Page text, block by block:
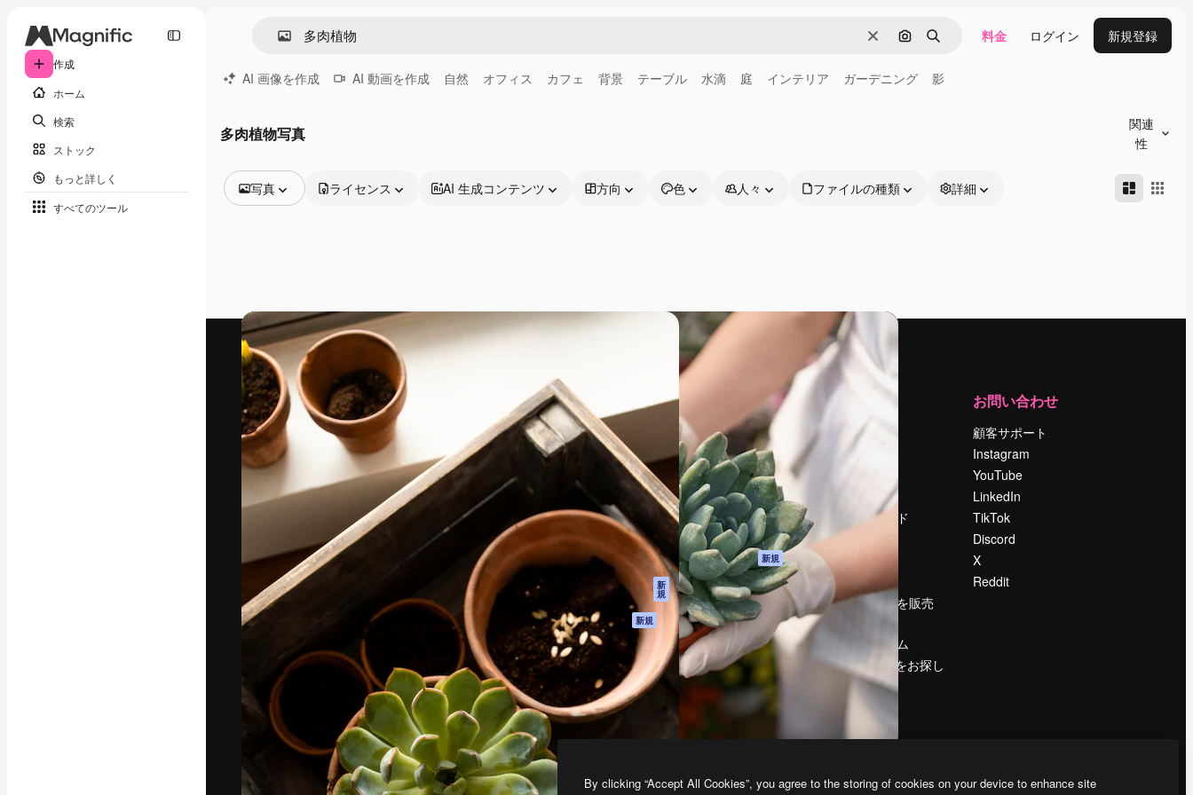
作成
ホーム
検索
ストック
もっと詳しく
すべてのツール
消去 画像で検索
検索 料金 ログイン 新規登録
AI 画像を作成 AI 動画を作成 自然 オフィス カフェ 背景 テーブル 水滴 庭 インテリア ガーデニング 影
多肉植物写真
関連
性
写真
動画
映像素材
モーショングラフィックス
動画テンプレート
アイコン
3D モデル
フォント
ライセンス AI 生成コンテンツ 方向 色 人々 ファイルの種類 詳細
最高のクリエイティブ制作を導くためのプラ
ットフォーム。クリエイター、企業、代理
店、スタジオを含む100万人以上が利用して
います。
日本語
製品
Spaces
AI アシスタント
AI 画像生成ツール
AI 動画生成ツール
AI 音声合成ツール
ストックコンテン
ツ
Claude/ChatGPT
向けMCP
新
規
エージェント 新規
API
モバイルアプリ
すべてのMagnificツ
ール
はじめに
Academy
ドキュメント
サポート
利用規約
プライバシーポリ
シー
オリジナル 新規
クッキーポリシー
トラストセンター
アフィリエイト
法人向け
料金
会社概要
採用情報
検索トレンド
ブログ
イベント
Slidesgo
コンテンツを販売
プレスルーム
magnific.aiをお探し
ですか？
お問い合わせ
顧客サポート
Instagram
YouTube
LinkedIn
TikTok
Discord
X
Reddit
Copyright © 2010-2026 Freepik Company S.L.U.無断複写・転載を禁じます
By clicking “Accept All Cookies”, you agree to the storing of cookies on your device to enhance site